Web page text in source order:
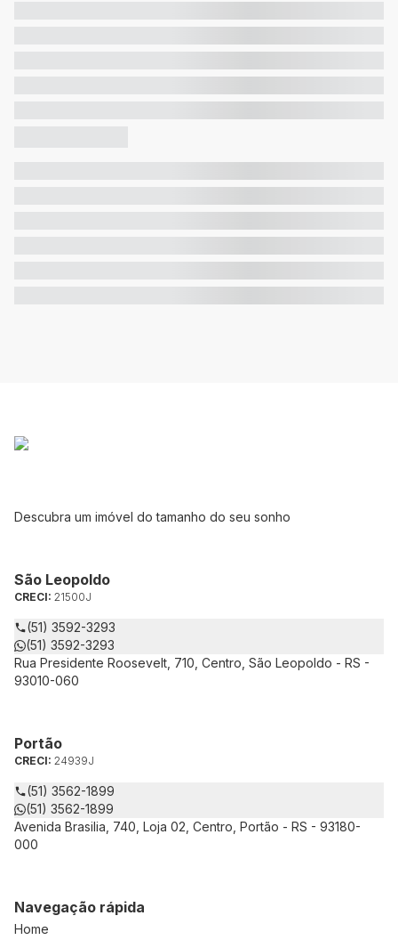
Descubra um imóvel do tamanho do seu sonho
São Leopoldo
CRECI: 21500J
(51) 3592-3293
(51) 3592-3293
Rua Presidente Roosevelt, 710, Centro, São Leopoldo - RS -
93010-060
Portão
CRECI: 24939J
(51) 3562-1899
(51) 3562-1899
Avenida Brasilia, 740, Loja 02, Centro, Portão - RS - 93180-
000
Navegação rápida
Home